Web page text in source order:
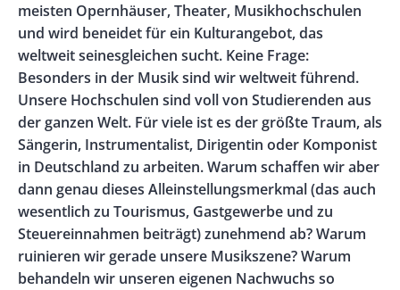
meisten Opernhäuser, Theater, Musikhochschulen
und wird beneidet für ein Kulturangebot, das
weltweit seinesgleichen sucht. Keine Frage:
Besonders in der Musik sind wir weltweit führend.
Unsere Hochschulen sind voll von Studierenden aus
der ganzen Welt. Für viele ist es der größte Traum, als
Sängerin, Instrumentalist, Dirigentin oder Komponist
in Deutschland zu arbeiten. Warum schaffen wir aber
dann genau dieses Alleinstellungsmerkmal (das auch
wesentlich zu Tourismus, Gastgewerbe und zu
Steuereinnahmen beiträgt) zunehmend ab? Warum
ruinieren wir gerade unsere Musikszene? Warum
behandeln wir unseren eigenen Nachwuchs so